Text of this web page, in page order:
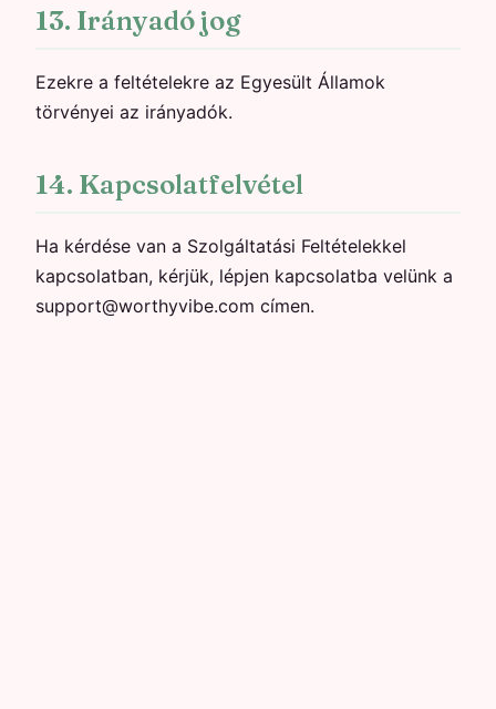
13. Irányadó jog
Ezekre a feltételekre az Egyesült Államok
törvényei az irányadók.
14. Kapcsolatfelvétel
Ha kérdése van a Szolgáltatási Feltételekkel
kapcsolatban, kérjük, lépjen kapcsolatba velünk a
support@worthyvibe.com címen.